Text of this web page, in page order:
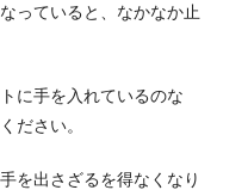
っていると、なかなか止
に手を入れているのな
ださい。
を出さざるを得なくなり